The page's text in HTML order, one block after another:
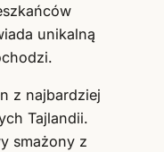
unikalną
z najbardziej
Tajlandii.
smażony z